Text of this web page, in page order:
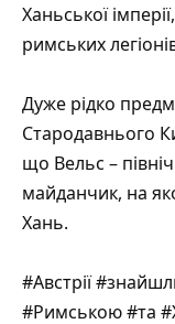
Ханьської
римських
Дуже рідко
Стародавнього
що Вельс –
майданчик, на
Хань.
#Австрії
#Римською #та